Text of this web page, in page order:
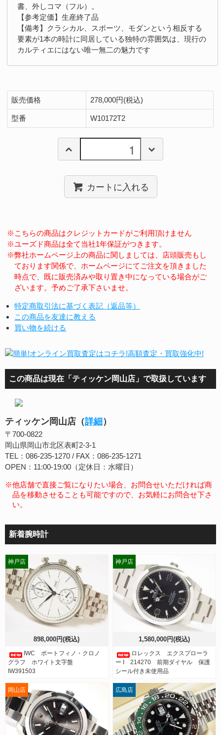
書、外しコマ（フル）。
【参考定価】生産終了品
【備考】クラシカル、スポーツ、モダンという相反する
要素が1本の時計に同居している独特の雰囲気は、現行の
カルティエにはない唯一無二の魅力です
販売価格 278,000円(税込)
型番 W10172T2
カートに入れる
※こちらの商品はクレジットカードがご利用頂けません
※ユーズド商品は全て当社1年保証がつきます。
※弊社ホームページ上の商品に関しましては、店頭販売もし
ております関係で、ホームページにてご注文を頂きました
時点で、既に販売済みや取り置き中になっている場合がご
ざいます。予めご了承下さいませ。
特定商取引法に基づく表記（返品等）
この商品を友達に教える
買い物を続ける
この商品は現在「ティッケン岡山店」で取扱しています
ティッケン岡山店（詳細 ）
〒700-0822
岡山県岡山市北区表町2-3-1
TEL：086-235-1270 / FAX：086-235-1271
OPEN：11:00-19:00（定休日：水曜日）
※他店舗で直接ご覧になりたい場合、お問合せいただければ商
品を移動させることも可能ですので、お気軽にお問合せ下さ
い。
新着腕時計
898,000円(税込)
IWC ポートフィノ・クロノ
グラフ ホワイト文字盤
IW391503
神戸店
1,580,000円(税込)
ロレックス エクスプローラ
ー I 214270 前期ダイヤル 保護
シール付き未使用品
神戸店
岡山店 広島店